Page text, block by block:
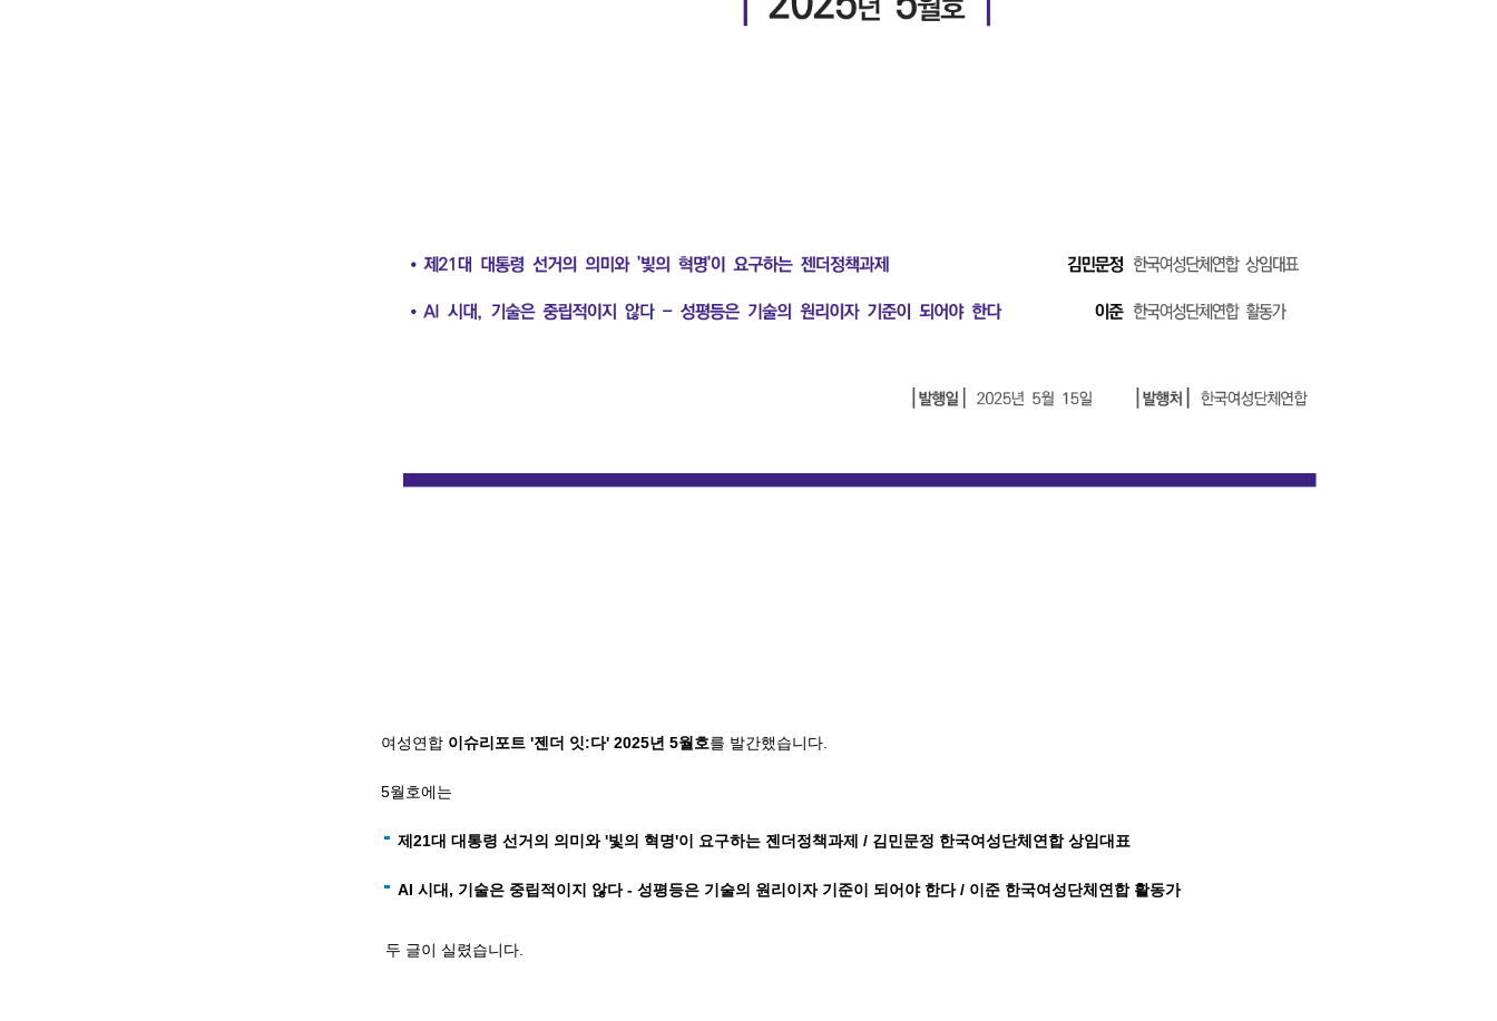
여성연합 이슈리포트 '젠더 잇:다' 2025년 5월호를 발간했습니다.
5월호에는
제21대 대통령 선거의 의미와 '빛의 혁명'이 요구하는 젠더정책과제 / 김민문정 한국여성단체연합 상임대표
AI 시대, 기술은 중립적이지 않다 - 성평등은 기술의 원리이자 기준이 되어야 한다 / 이준 한국여성단체연합 활동가
두 글이 실렸습니다.